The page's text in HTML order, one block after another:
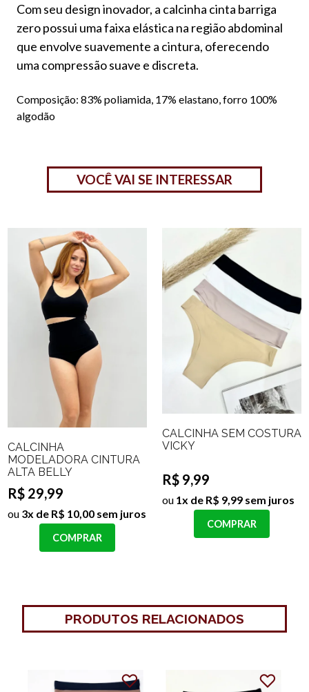
Com seu design inovador, a calcinha cinta barriga
zero possui uma faixa elástica na região abdominal
que envolve suavemente a cintura, oferecendo
uma compressão suave e discreta.
Composição: 83% poliamida, 17% elastano, forro 100%
algodão
VOCÊ VAI SE INTERESSAR
CALCINHA
MODELADORA CINTURA
ALTA BELLY
R$ 29,99
ou 3x de R$ 10,00 sem juros
COMPRAR
CALCINHA SEM COSTURA
VICKY
R$ 9,99
ou 1x de R$ 9,99 sem juros
COMPRAR
PRODUTOS RELACIONADOS